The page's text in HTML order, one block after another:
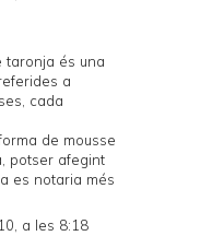
taronja és una
a
cada
de mousse
potser afegint
es notaria més
a les 8:18